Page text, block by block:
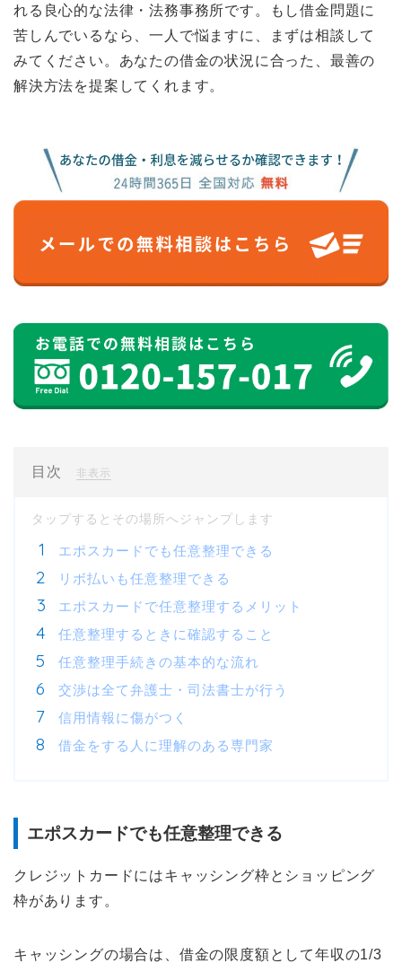
れる良心的な法律・法務事務所です。もし借金問題に
苦しんでいるなら、一人で悩ますに、まずは相談して
みてください。あなたの借金の状況に合った、最善の
解決方法を提案してくれます。
目次 非表示
エポスカードでも任意整理できる
リボ払いも任意整理できる
エポスカードで任意整理するメリット
任意整理するときに確認すること
任意整理手続きの基本的な流れ
交渉は全て弁護士・司法書士が行う
信用情報に傷がつく
借金をする人に理解のある専門家
エポスカードでも任意整理できる
クレジットカードにはキャッシング枠とショッピング
枠があります。
キャッシングの場合は、借金の限度額として年収の1/3